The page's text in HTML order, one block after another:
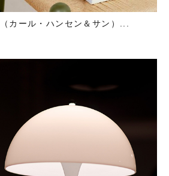
カール・ハンセン＆サン）...